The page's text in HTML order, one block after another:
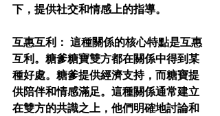
下，提供社交和情感上的指導。
互惠互利： 這種關係的核心特點是互惠
互利。糖爹糖寶雙方都在關係中得到某
種好處。糖爹提供經濟支持，而糖寶提
供陪伴和情感滿足。這種關係通常建立
在雙方的共識之上，他們明確地討論和